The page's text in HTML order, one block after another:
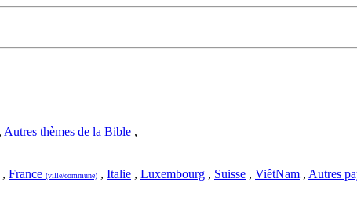
, Autres thèmes de la Bible ,
, France (ville/commune) , Italie , Luxembourg , Suisse , ViêtNam , Autres